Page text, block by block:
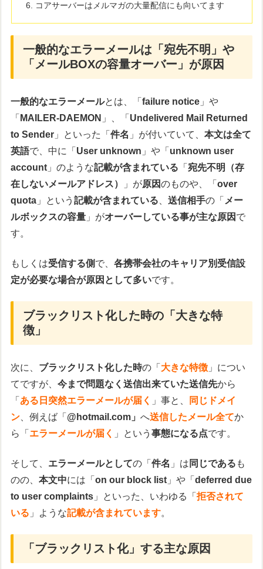
コアサーバーはメルマガの大量配信にも向いてます
一般的なエラーメールは「宛先不明」や
「メールBOXの容量オーバー」が原因
一般的なエラーメールとは、「failure notice 」や
「 MAILER-DAEMON 」、「 Undelivered Mail Returned
to Sender 」といった「件名 」が付いていて、本文は全て
英語で、中に「 User unknown 」や「 unknown user
account 」のような記載が含まれている 「宛先不明（存
在しないメールアドレス）
」が原因のものや、「over
quota 」という記載が含まれている 、送信相手の「 メー
ルボックスの容量 」がオーバーしている事が主な原因 で
す。
もしくは受信する側 で、各携帯会社のキャリア別受信設
定が必要な場合が原因として多いです。
ブラックリスト化した時の「大きな特
徴」
次に、 ブラックリスト化した時の「 大きな特徴 」につい
てですが、今まで問題なく送信出来ていた送信先から
「 ある日突然エラーメールが届く 」事と、
同じドメイ
ン 、例えば「 @hotmail.com」へ送信したメール全てか
ら「 エラーメールが届く 」という事態になる点です。
そして、 エラーメールとしての「件名 」は 同じである も
のの、本文中には「on our block list 」や「deferred due
to user complaints 」といった、いわゆる「拒否されて
いる 」ような記載が含まれています。
「ブラックリスト化」する主な原因